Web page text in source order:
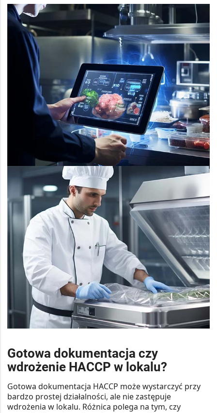
Gotowa dokumentacja czy
wdrożenie HACCP w lokalu?
Gotowa dokumentacja HACCP może wystarczyć przy
bardzo prostej działalności, ale nie zastępuje
wdrożenia w lokalu. Różnica polega na tym, czy